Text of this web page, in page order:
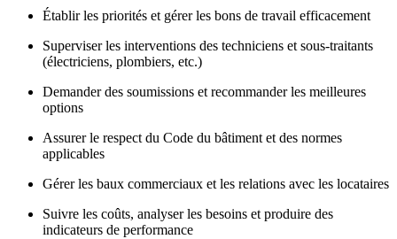
Établir les priorités et gérer les bons de travail efficacement
Superviser les interventions des techniciens et sous-traitants
(électriciens, plombiers, etc.)
Demander des soumissions et recommander les meilleures
options
Assurer le respect du Code du bâtiment et des normes
applicables
Gérer les baux commerciaux et les relations avec les locataires
Suivre les coûts, analyser les besoins et produire des
indicateurs de performance